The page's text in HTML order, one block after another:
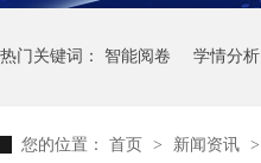
热门关键词： 智能阅卷 学情分析
您的位置： 首页 > 新闻资讯 >